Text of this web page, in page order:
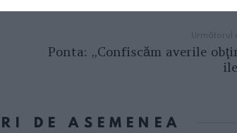
Următorul
Ponta: „Confiscăm averile
DE ASEMENEA